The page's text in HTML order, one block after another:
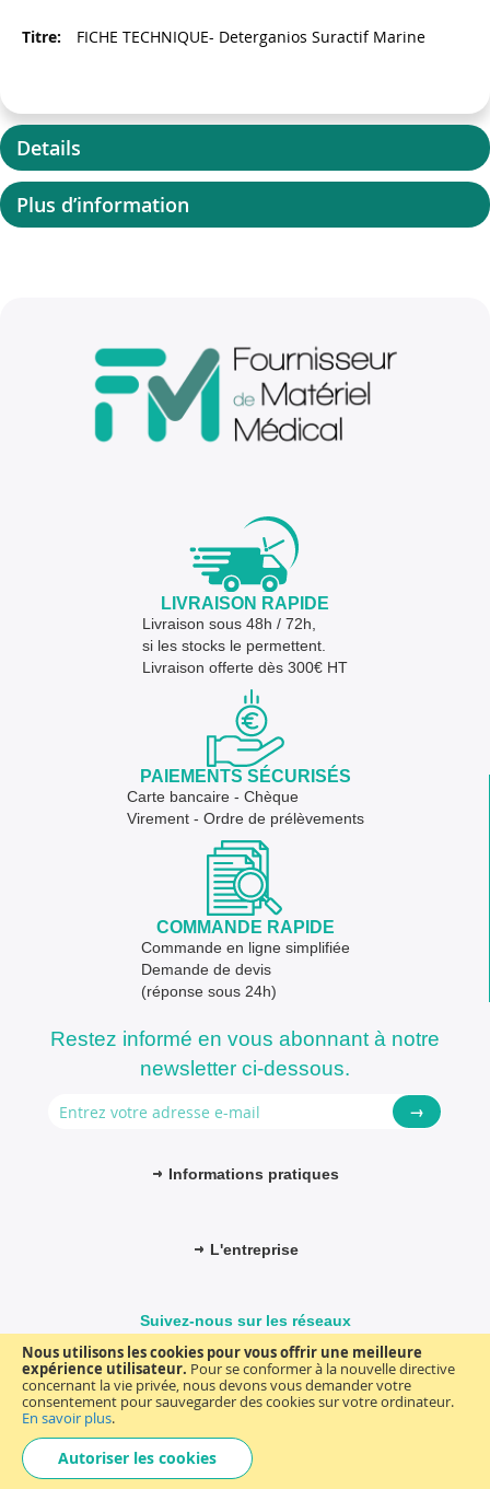
Nous utilisons les cookies pour vous offrir une meilleure
expérience utilisateur. Pour se conformer à la nouvelle directive
concernant la vie privée, nous devons vous demander votre
consentement pour sauvegarder des cookies sur votre ordinateur.
En savoir plus.
Autoriser les cookies
FICHE TECHNIQUE- Deterganios Suractif Marine
Details
Plus d’information
LIVRAISON RAPIDE
Livraison sous 48h / 72h,
si les stocks le permettent.
Livraison offerte dès 300€ HT
PAIEMENTS SÉCURISÉS
Carte bancaire - Chèque
Virement - Ordre de prélèvements
COMMANDE RAPIDE
Commande en ligne simplifiée
Demande de devis
(réponse sous 24h)
Restez informé en vous abonnant à notre
newsletter ci-dessous.
→
Informations pratiques
L'entreprise
Suivez-nous sur les réseaux
© FM-médical. Tous droits réservés 2025Termes et Conditions
Choisir
une
general